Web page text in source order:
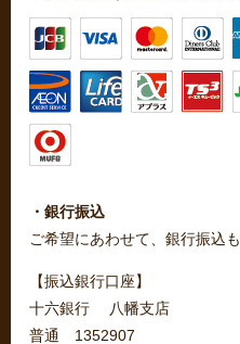
・銀行振込
ご希望にあわせて、銀行振込
【振込銀行口座】
十六銀行 八幡支店
普通 1352907